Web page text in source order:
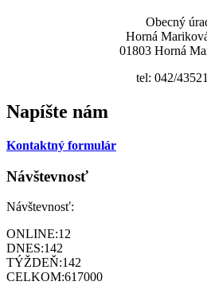
Obecný
Horná
01803 Horná
tel: 042/
Napíšte nám
Kontaktný formulár
Návštevnosť
Návštevnosť:
ONLINE:12
DNES:142
TÝŽDEŇ:142
CELKOM:617000